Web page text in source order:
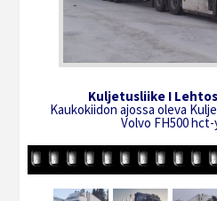
Kuljetusliike I
Kaukokiidon ajossa oleva
Volvo FH500